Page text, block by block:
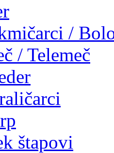
/
/ Telemeč
štapovi